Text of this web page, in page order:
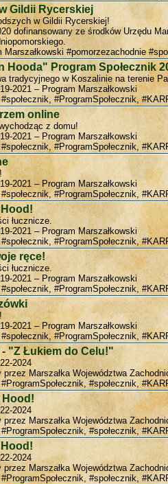
Gildii Rycerskiej
w Gildii Rycerskiej!
dofinansowany ze środków Urzędu
Marszałkowski #pomorzezachodnie
Hooda" Program Społecznik
tradycyjnego w Koszalinie na terenie
2021 – Program Marszałkowski
#ProgramSpołecznik,
online
z domu!
2021 – Program Marszałkowski
#ProgramSpołecznik,
2021 – Program Marszałkowski
#ProgramSpołecznik,
łucznicze.
2021 – Program Marszałkowski
#ProgramSpołecznik,
ręce!
łucznicze.
2021 – Program Marszałkowski
#ProgramSpołecznik,
2021 – Program Marszałkowski
#ProgramSpołecznik,
- "Z Łukiem do Celu!"
2024
przez Marszałka Województwa
#społecznik,
Hood!
2024
Marszałka Województwa
#społecznik,
2024
Marszałka Województwa
#społecznik,